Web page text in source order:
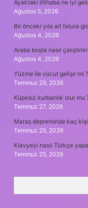
Ayaktaki iltihaba ne iyi
Ağustos 5, 2026
Bir önceki yıla ait fatura
Ağustos 4, 2026
Araba boşta nasıl
Ağustos 4, 2026
Yüzme ile vücut gelişir mi ?
Temmuz 29, 2026
Küpesiz kurbanlık olur mu
Temmuz 27, 2026
Maraş depreminde kaç
Temmuz 25, 2026
Klavyeyi nasıl Türkçe
Temmuz 25, 2026